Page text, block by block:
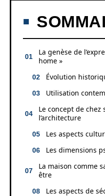
La genèse de
home »
Évolution
Utilisation
Le concept de chez
l’architecture
Les aspects
Les dimensions
La maison comme
être
Les aspects de